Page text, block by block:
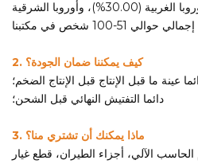
الشمالية (60.00%)، وأوروبا الغربية (30.00%)، وأوروبا الشرقية
2. كيف يمكننا ضمان الجودة؟
عينة ما قبل الإنتاج قبل الإنتاج الضخم؛
دائما التفتيش النهائي قبل الشحن؛
3. ماذا يمكنك أن تشتري منا؟
الحاسب الآلي، أجزاء الطيران، قطع غيار